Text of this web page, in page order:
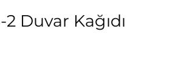
Duvar Kağıdı